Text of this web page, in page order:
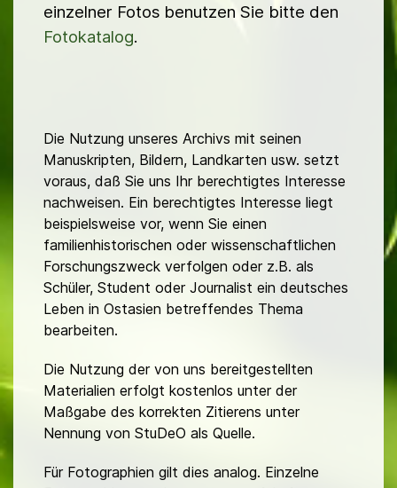
einzelner Fotos benutzen Sie bitte den
Fotokatalog.
Die Nutzung unseres Archivs mit seinen
Manuskripten, Bildern, Landkarten usw. setzt
voraus, daß Sie uns Ihr berechtigtes Interesse
nachweisen. Ein berechtigtes Interesse liegt
beispielsweise vor, wenn Sie einen
familienhistorischen oder wissenschaftlichen
Forschungszweck verfolgen oder z.B. als
Schüler, Student oder Journalist ein deutsches
Leben in Ostasien betreffendes Thema
bearbeiten.
Die Nutzung der von uns bereitgestellten
Materialien erfolgt kostenlos unter der
Maßgabe des korrekten Zitierens unter
Nennung von StuDeO als Quelle.
Für Fotographien gilt dies analog. Einzelne